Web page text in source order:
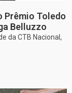
Prêmio Toledo
Belluzzo
da CTB Nacional,